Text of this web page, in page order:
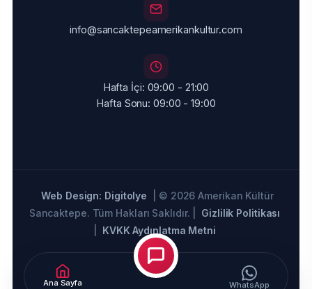
Ana Sayfa WhatsApp
info@sancaktepeamerikankultur.com
Hafta İçi: 09:00 - 21:00
Hafta Sonu: 09:00 - 19:00
Web Design: Digitolye
| © 2026 Amerikan Kültür
Sancaktepe. Tüm Hakları Saklıdır. |
Gizlilik Politikası
KVKK Aydınlatma Metni